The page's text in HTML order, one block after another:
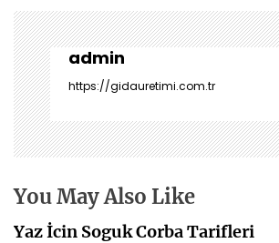
ı
g
e
z
i
n
m
s
i
admin
https://gidauretimi.com.tr
You May Also Like
Yaz İcin Soguk Corba Tarifleri